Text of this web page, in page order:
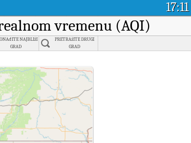
17:11
vremenu (AQI)
NAJBLIžI
GRAD
PRETRAžITE DRUGI
GRAD